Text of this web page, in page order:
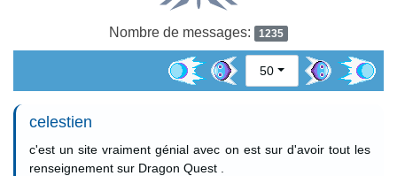
Nombre de messages: 1235
50
celestien
c'est un site vraiment génial avec on est sur d'avoir tout les
renseignement sur Dragon Quest .